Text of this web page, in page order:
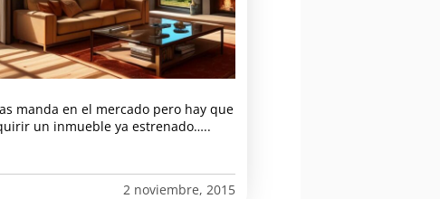
manda en el mercado pero hay que
un inmueble ya estrenado…..
2 noviembre, 2015